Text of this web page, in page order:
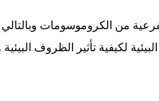
من الكروموسومات